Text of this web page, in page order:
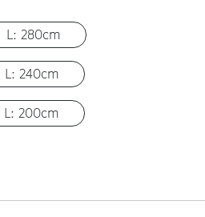
L: 280cm
L: 240cm
L: 200cm